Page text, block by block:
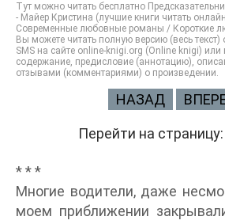
Тут можно читать бесплатно
- Майер Кристина (лучшие книги читать
Современные любовные романы / Короткие
Вы можете читать полную версию (весь текст)
SMS на сайте online-knigi.org (Online knigi) или
содержание, предисловие (аннотацию),
отзывами (комментариями) о произведении.
НАЗАД
Перейти на страницу:
* * *
Многие водители, даже
моем приближении